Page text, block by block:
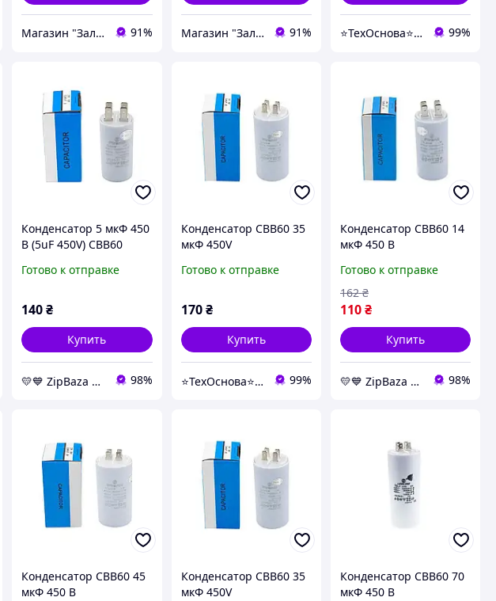
Магазин "Залізо" 91% Магазин "Залізо" 91% ⭐️ТехОснова⭐️ - оригинальные запчасти в технику для дома 99%
Конденсатор 5 мкФ 450
В (5uF 450V) CBB60
клеммами (Piranil) -
Whicepart
Готово к отправке
140₴
Купить
💛💙️ ZipBaza 💛💙️ запчасти для бытовой техники 98%
Конденсатор CBB60 35
мкФ 450V
клеммами (Piranil)
Готово к отправке
170 ₴
Купить
⭐️ТехОснова⭐️ - оригинальные запчасти в технику для дома 99%
Конденсатор CBB60 14
мкФ 450 В
клеммами (Piranil) -
конденсаторы
Whicepart
Готово к отправке
110₴
162 ₴
Купить
💛💙️ ZipBaza 💛💙️ запчасти для бытовой техники 98%
Конденсатор CBB60 45
мкФ 450 В
Конденсатор CBB60 35
мкФ 450V
Конденсатор CBB60 70
мкФ 450 В